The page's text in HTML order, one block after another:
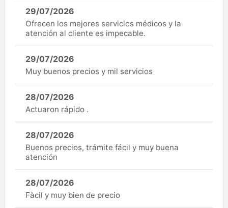
29/07/2026
Ofrecen los mejores servicios médicos y la
atención al cliente es impecable.
29/07/2026
Muy buenos precios y mil servicios
28/07/2026
Actuaron rápido .
28/07/2026
Buenos precios, trámite fácil y muy buena
atención
28/07/2026
Fàcil y muy bien de precio